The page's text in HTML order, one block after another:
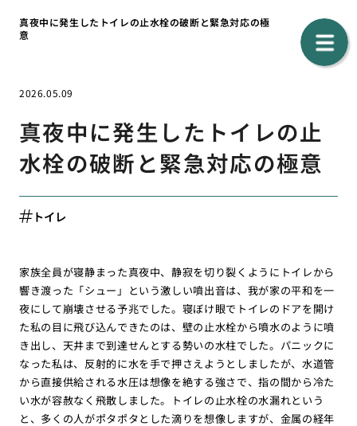
真夜中に発生したトイレの止水栓の破断と緊急対応の極
意
2026.05.09
真夜中に発生したトイレの止
水栓の破断と緊急対応の極意
トイレ
家族全員が寝静まった真夜中、静寂を切り裂くようにトイレから
響き渡った「シュー」という激しい噴出音は、我が家の平和を一
夜にして崩壊させる予兆でした。寝ぼけ眼でトイレのドアを開け
た私の目に飛び込んできたのは、壁の止水栓から噴水のように噴
き出し、天井まで到達せんとする勢いの水柱でした。パニックに
なった私は、反射的に水を手で押さえようとしましたが、水道管
から直接供給される水圧は想像を絶する強さで、指の間から冷た
い水が容赦なく飛散しました。トイレの止水栓の水漏れという
と、多くの人がポタポタとした滴りを想像しますが、金属の経年